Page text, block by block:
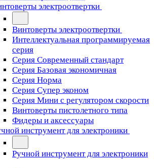
электроотвертки
Винтоверты электроотвертки
Интеллектуальная программируемая
серия
Серия Современный стандарт
Серия Базовая экономичная
Серия Норма
Серия Cупер эконом
Серия Мини с регулятором скорости
Винтоверты пистолетного типа
Фидеры и аксессуары
инструмент для электроники
Ручной инструмент для электроники